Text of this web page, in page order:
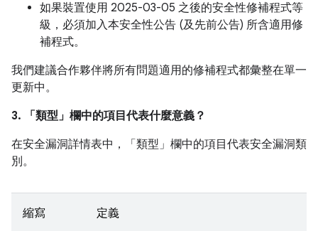
如果裝置使用 2025-03-05 之後的安全性修補程式等
級，必須加入本安全性公告 (及先前公告) 所含適用修
補程式。
我們建議合作夥伴將所有問題適用的修補程式都彙整在單一
更新中。
3. 「類型」 欄中的項目代表什麼意義？
在安全漏洞詳情表中，「類型」 欄中的項目代表安全漏洞類
別。
縮寫 定義